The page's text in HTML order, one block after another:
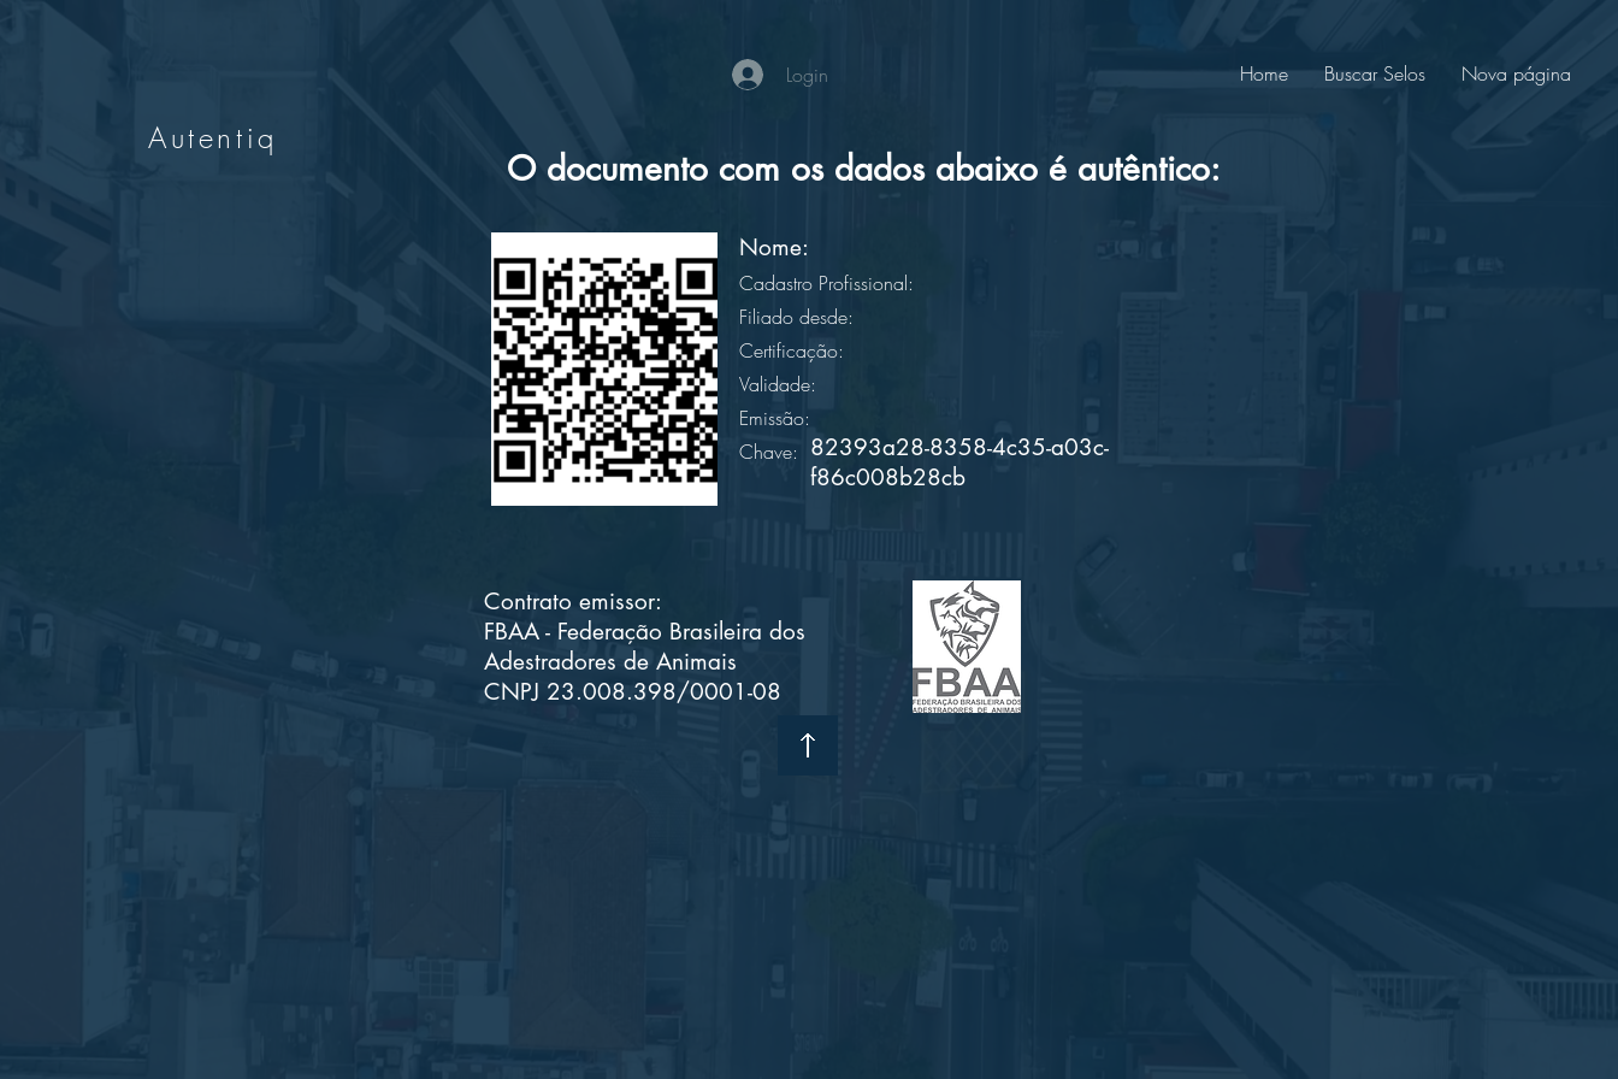
Autentiq
Home Buscar Selos Nova página
Login
O documento com os dados abaixo é autêntico:
Cadastro Profissional:
Filiado desde:
Certificação:
Validade:
Emissão:
Chave: 82393a28-8358-4c35-a03c-
f86c008b28cb
Nome:
Contrato emissor:
FBAA - Federação Brasileira dos
Adestradores de Animais
CNPJ 23.008.398/0001-08